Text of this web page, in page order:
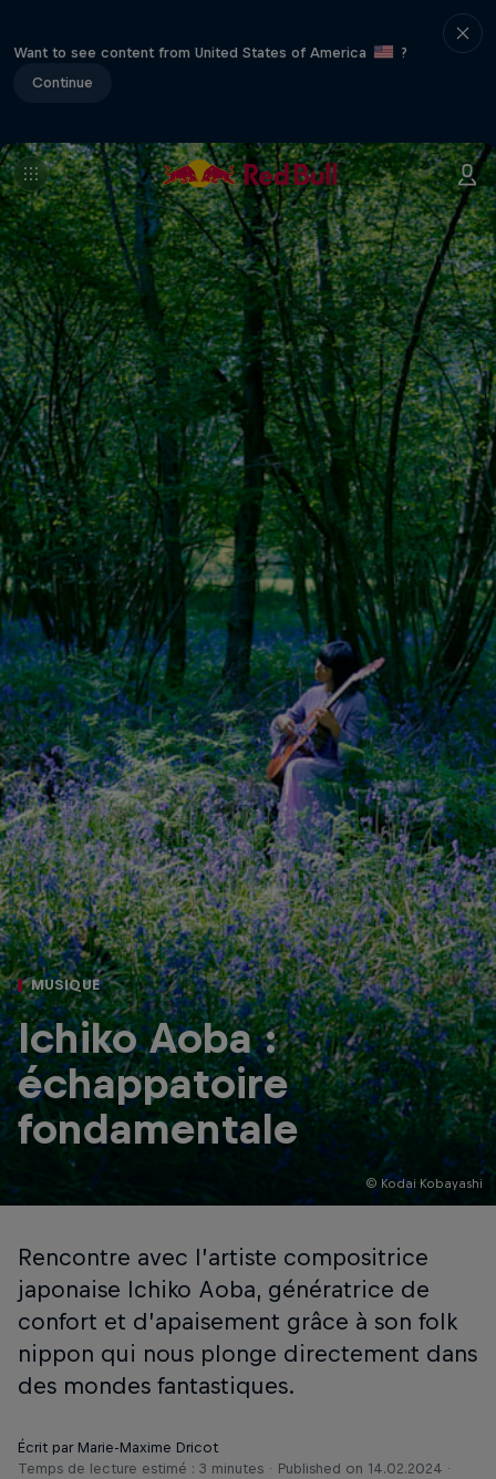
Want to see content from United States of America
?
Continue
© Kodai Kobayashi
MUSIQUE
Ichiko Aoba :
échappatoire
fondamentale
Rencontre avec l’artiste compositrice
japonaise Ichiko Aoba, génératrice de
confort et d’apaisement grâce à son folk
nippon qui nous plonge directement dans
des mondes fantastiques.
Écrit par Marie-Maxime Dricot
Temps de lecture estimé : 3 minutes
Published on 14.02.2024 ·